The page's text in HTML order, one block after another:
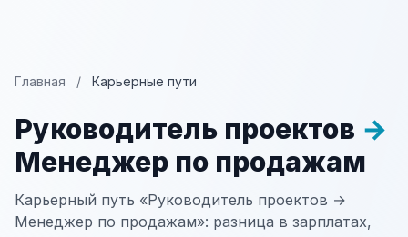
Главная / Карьерные пути
Руководитель проектов →
Менеджер по продажам
Карьерный путь «Руководитель проектов →
Менеджер по продажам»: разница в зарплатах,